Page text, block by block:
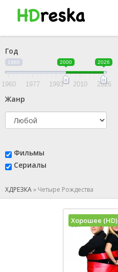
Год
1960 2000 2026
1960 1977 1993 2010 2026
Жанр
Фильмы
Сериалы
ХДРЕЗКА» Четыре Рождества
Хорошее (HD)